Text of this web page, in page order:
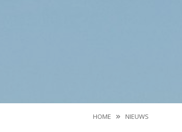
HOME NIEUWS